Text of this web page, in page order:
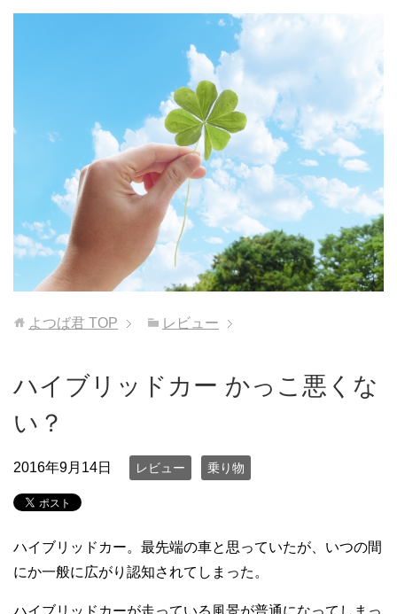
よつば君 TOP レビュー
ハイブリッドカー かっこ悪くな
い？
2016年9月14日 レビュー 乗り物
ハイブリッドカー。最先端の車と思っていたが、いつの間
にか一般に広がり認知されてしまった。
ハイブリッドカーが走っている風景が普通になってしまっ